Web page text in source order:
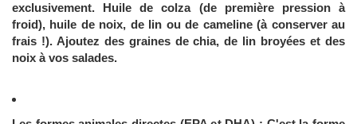
exclusivement. Huile de colza (de première pression à
froid), huile de noix, de lin ou de cameline (à conserver au
frais !). Ajoutez des graines de chia, de lin broyées et des
noix à vos salades.